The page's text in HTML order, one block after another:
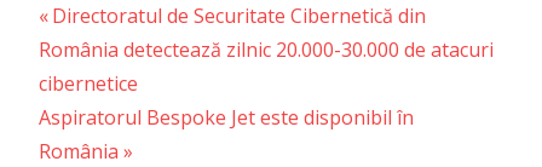
Post
navigation
Previous
Post:
Directoratul de Securitate Cibernetică din
România detectează zilnic 20.000-30.000 de atacuri
cibernetice
Next
Post:
Aspiratorul Bespoke Jet este disponibil în
România